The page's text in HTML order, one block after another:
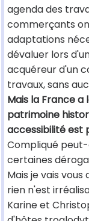
agenda des
commerçants
adaptations
dévaluer lors
acquéreur d'un
travaux, sans
Mais la France
patrimoine
accessibilité est
Compliqué peut-
certaines
Mais je vais
rien n'est
Karine et